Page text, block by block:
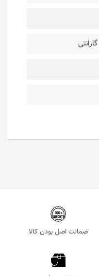
ضمانت اصل بودن کالا